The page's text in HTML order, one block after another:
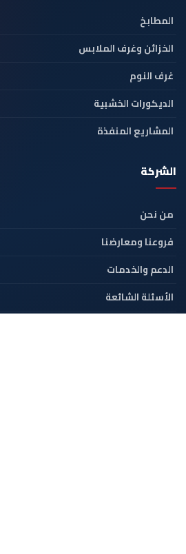
المطابخ
الخزائن وغرف الملابس
غرف النوم
الديكورات الخشبية
المشاريع المنفذة
الشركة
من نحن
فروعنا ومعارضنا
الدعم والخدمات
الأسئلة الشائعة